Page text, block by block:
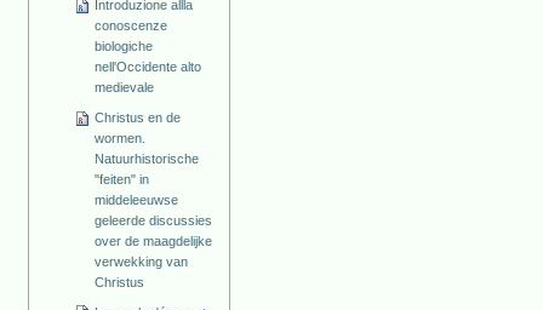
Introduzione allla
conoscenze
biologiche
nell'Occidente alto
medievale
Christus en de
wormen.
Natuurhistorische
"feiten" in
middeleeuwse
geleerde discussies
over de maagdelijke
verwekking van
Christus